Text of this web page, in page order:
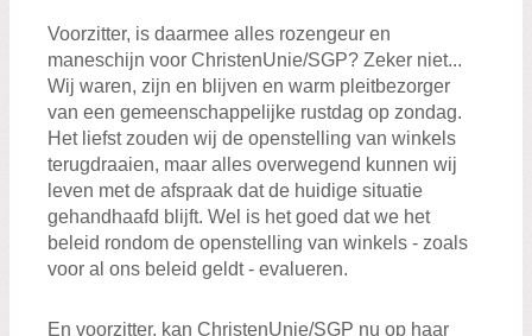
Voorzitter, is daarmee alles rozengeur en
maneschijn voor ChristenUnie/SGP? Zeker niet...
Wij waren, zijn en blijven en warm pleitbezorger
van een gemeenschappelijke rustdag op zondag.
Het liefst zouden wij de openstelling van winkels
terugdraaien, maar alles overwegend kunnen wij
leven met de afspraak dat de huidige situatie
gehandhaafd blijft. Wel is het goed dat we het
beleid rondom de openstelling van winkels - zoals
voor al ons beleid geldt - evalueren.
En voorzitter, kan ChristenUnie/SGP nu op haar